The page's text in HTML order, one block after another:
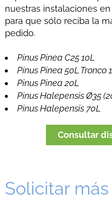
nuestras instalaciones
para que sólo reciba la
pedido.
Pinus Pinea C25 10L
Pinus Pinea 50L Tronco
Pinus Pinea 20L
Pinus Halepensis Ø35
Pinus Halepensis 70L
Consultar
Solicitar